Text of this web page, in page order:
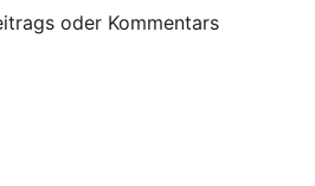
oder Kommentars